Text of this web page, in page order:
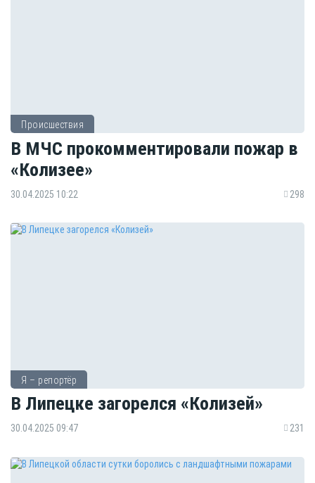
Происшествия
В МЧС прокомментировали пожар в
«Колизее»
30.04.2025 10:22 298
Я – репортёр
В Липецке загорелся «Колизей»
30.04.2025 09:47 231